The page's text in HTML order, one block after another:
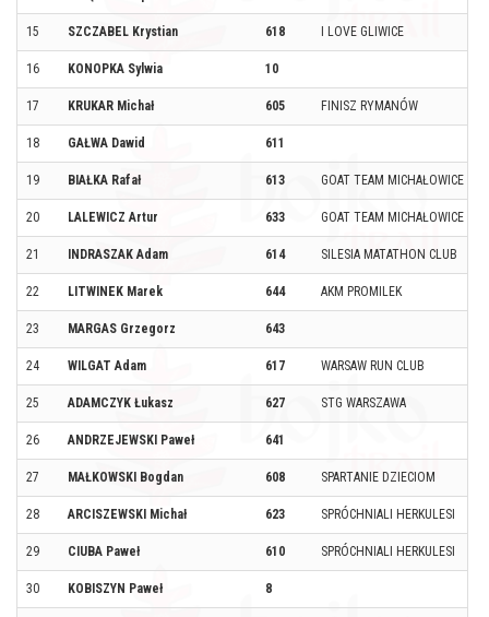
15 SZCZABEL Krystian 618 I LOVE GLIWICE
16 KONOPKA Sylwia 10
17 KRUKAR Michał 605 FINISZ RYMANÓW
18 GAŁWA Dawid 611
19 BIAŁKA Rafał 613 GOAT TEAM MICHAŁOWICE
20 LALEWICZ Artur 633 GOAT TEAM MICHAŁOWICE
21 INDRASZAK Adam 614 SILESIA MATATHON CLUB
22 LITWINEK Marek 644 AKM PROMILEK
23 MARGAS Grzegorz 643
24 WILGAT Adam 617 WARSAW RUN CLUB
25 ADAMCZYK Łukasz 627 STG WARSZAWA
26 ANDRZEJEWSKI Paweł 641
27 MAŁKOWSKI Bogdan 608 SPARTANIE DZIECIOM
28 ARCISZEWSKI Michał 623 SPRÓCHNIALI HERKULESI
29 CIUBA Paweł 610 SPRÓCHNIALI HERKULESI
30 KOBISZYN Paweł 8